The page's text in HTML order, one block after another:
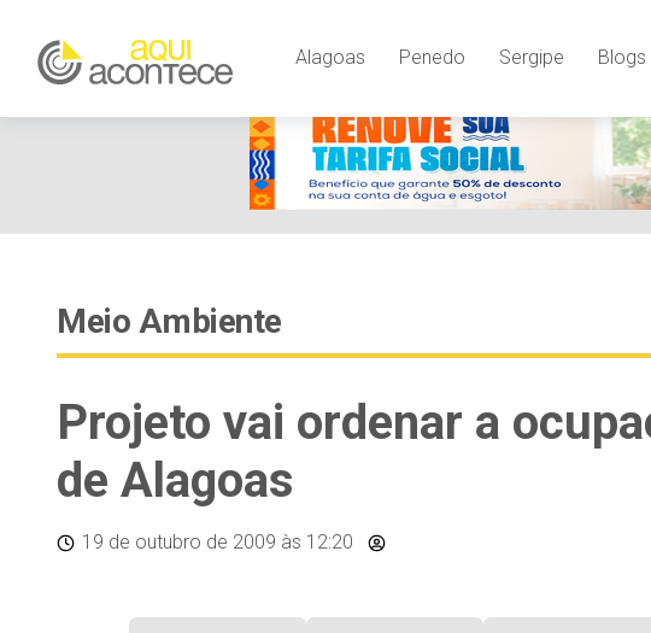
Alagoas Penedo Sergipe Blogs
Meio Ambiente
Projeto vai ordenar a
de Alagoas
19 de outubro de 2009 às 12:20